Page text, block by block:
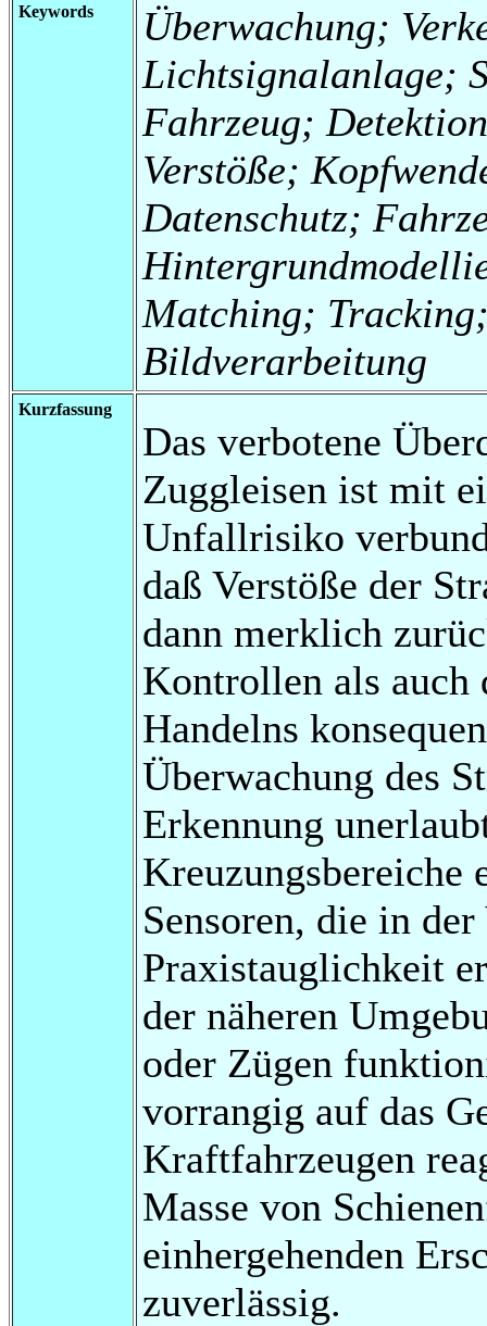
Keywords
Überwachung;
Lichtsignalanlage;
Fahrzeug;
Verstöße;
Datenschutz;
Matching;
Bildverarbeitung
Kurzfassung
Das verbotene
Zuggleisen ist mit
Unfallrisiko
daß Verstöße der
dann merklich
Kontrollen als auch
Handelns
Überwachung des
Erkennung
Kreuzungsbereiche
Sensoren, die in
Praxistauglichkeit
der näheren
oder Zügen
vorrangig auf das
Kraftfahrzeugen
Masse von
einhergehenden
zuverlässig.